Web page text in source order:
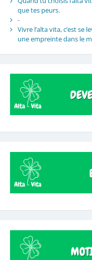
que tes peurs.
-
Vivre l’alta vita, c’est se
une empreinte dans le